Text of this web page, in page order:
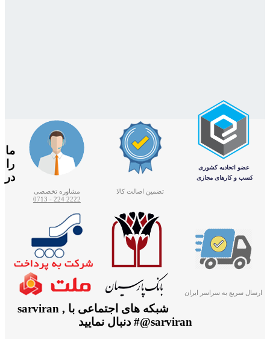
تضمین اصالت کالا
مشاوره تخصصی
2222 224 - 0713
ارسال سریع به سراسر ایران
ما
را
در
شبکه های اجتماعی با sarviran ,
@sarviran# دنبال نمایید